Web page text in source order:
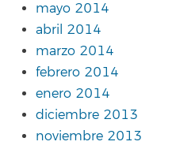
mayo 2014
abril 2014
marzo 2014
febrero 2014
enero 2014
diciembre 2013
noviembre 2013